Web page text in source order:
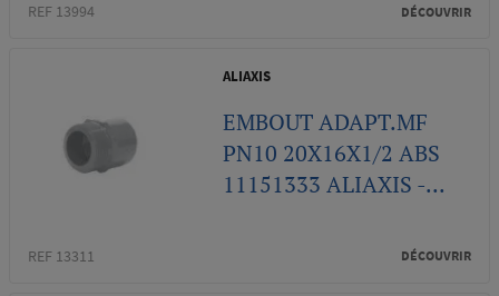
REF 13994 DÉCOUVRIR
ALIAXIS
EMBOUT ADAPT.MF
PN10 20X16X1/2 ABS
11151333 ALIAXIS -...
REF 13311 DÉCOUVRIR